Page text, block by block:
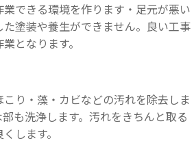
できる環境を作ります・足元が悪い
塗装や養生ができません。良い工事
となります。
り・藻・カビなどの汚れを除去しま
も洗浄します。汚れをきちんと取る
します。